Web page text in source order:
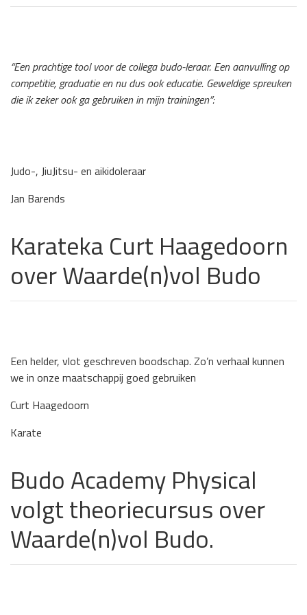
“Een prachtige tool voor de collega budo-leraar. Een aanvulling op
competitie, graduatie en nu dus ook educatie. Geweldige spreuken
die ik zeker ook ga gebruiken in mijn trainingen”:
Judo-, JiuJitsu- en aikidoleraar
Jan Barends
Karateka Curt Haagedoorn
over Waarde(n)vol Budo
Een helder, vlot geschreven boodschap. Zo’n verhaal kunnen
we in onze maatschappij goed gebruiken
Curt Haagedoorn
Karate
Budo Academy Physical
volgt theoriecursus over
Waarde(n)vol Budo.